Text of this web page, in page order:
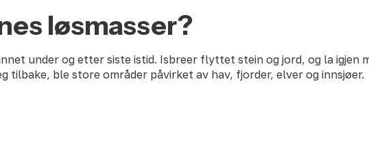
løsmasser?
under og etter siste istid. Isbreer flyttet stein og jord, og la igjen
tilbake, ble store områder påvirket av hav, fjorder, elver og innsjøer.